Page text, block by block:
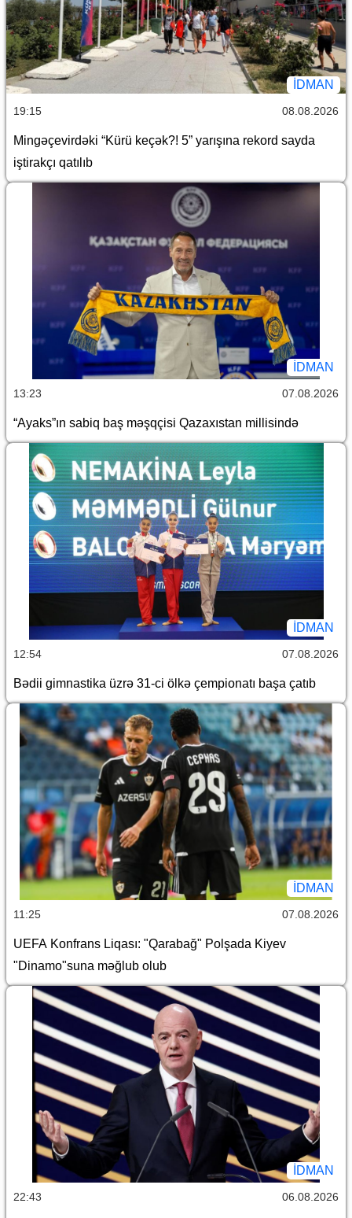
İDMAN
19:15 08.08.2026
Mingəçevirdəki “Kürü keçək?! 5” yarışına rekord sayda
iştirakçı qatılıb
İDMAN
13:23 07.08.2026
“Ayaks”ın sabiq baş məşqçisi Qazaxıstan millisində
İDMAN
12:54 07.08.2026
Bədii gimnastika üzrə 31-ci ölkə çempionatı başa çatıb
İDMAN
11:25 07.08.2026
UEFA Konfrans Liqası: "Qarabağ" Polşada Kiyev
"Dinamo"suna məğlub olub
İDMAN
22:43 06.08.2026